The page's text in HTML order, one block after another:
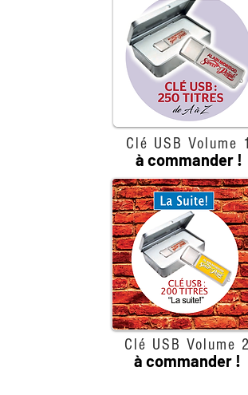
Clé USB Volume
à commander !
Clé USB Volume
à commander !